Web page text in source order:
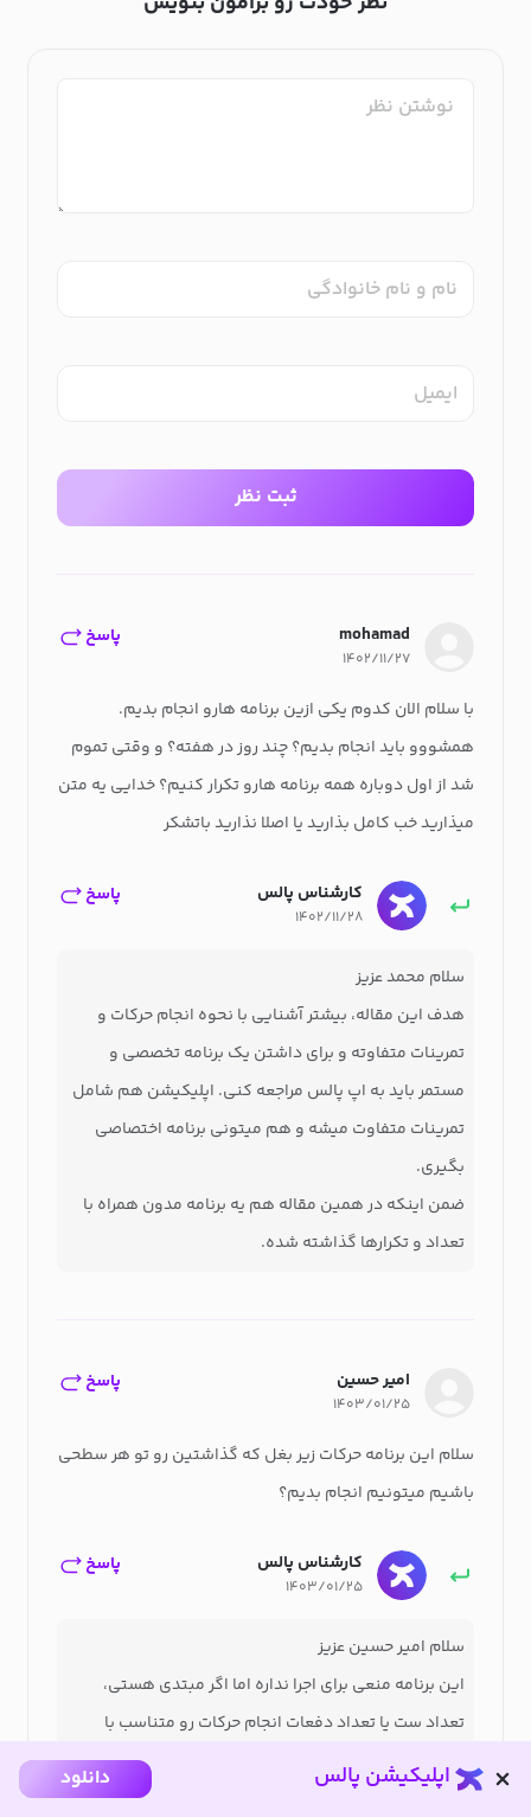
نام و نام خانوادگی
ایمیل
ثبت نظر
mohamad
۱۴۰۲/۱۱/۲۷
پاسخ
با سلام الان کدوم یکی ازین برنامه هارو انجام بدیم.
همشووو باید انجام بدیم؟ چند روز در هفته؟ و وقتی تموم
شد از اول دوباره همه برنامه هارو تکرار کنیم؟ خدایی یه متن
میذارید خب کامل بذارید یا اصلا نذارید باتشکر
کارشناس پالس
۱۴۰۲/۱۱/۲۸
پاسخ
سلام محمد عزیز
هدف این مقاله، بیشتر آشنایی با نحوه انجام حرکات و
تمرینات متفاوته و برای داشتن یک برنامه تخصصی و
مستمر باید به اپ پالس مراجعه کنی. اپلیکیشن هم شامل
تمرینات متفاوت میشه و هم میتونی برنامه اختصاصی
بگیری.
ضمن اینکه در همین مقاله هم یه برنامه مدون همراه با
تعداد و تکرارها گذاشته شده.
امیر حسین
۱۴۰۳/۰۱/۲۵
پاسخ
سلام این برنامه حرکات زیر بغل که گذاشتین رو تو هر سطحی
باشیم میتونیم انجام بدیم؟
کارشناس پالس
۱۴۰۳/۰۱/۲۵
پاسخ
سلام امیر حسین عزیز
این برنامه منعی برای اجرا نداره اما اگر مبتدی هستی،
تعداد ست یا تعداد دفعات انجام حرکات رو متناسب با
توانت کاهش بده. وزن دمبل رو هم در حد توانت انتخاب
کن.
اپلیکیشن پالس دانلود